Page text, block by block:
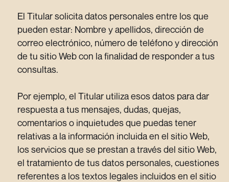
El Titular solicita datos personales entre los que
pueden estar: Nombre y apellidos, dirección de
correo electrónico, número de teléfono y dirección
de tu sitio Web con la finalidad de responder a tus
consultas.
Por ejemplo, el Titular utiliza esos datos para dar
respuesta a tus mensajes, dudas, quejas,
comentarios o inquietudes que puedas tener
relativas a la información incluida en el sitio Web,
los servicios que se prestan a través del sitio Web,
el tratamiento de tus datos personales, cuestiones
referentes a los textos legales incluidos en el sitio